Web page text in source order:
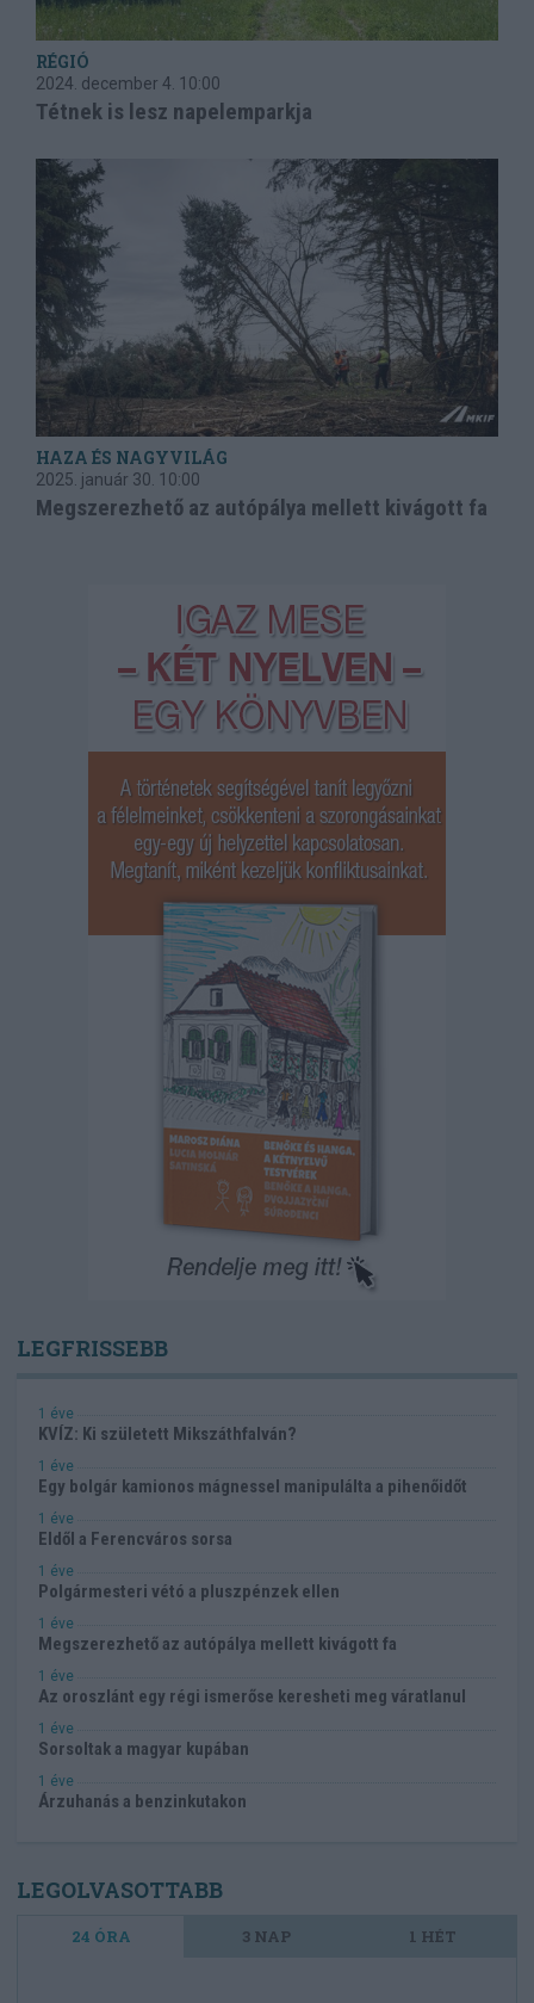
RÉGIÓ
2024. december 4. 10:00
Tétnek is lesz napelemparkja
HAZA ÉS NAGYVILÁG
2025. január 30. 10:00
Megszerezhető az autópálya mellett kivágott fa
LEGFRISSEBB
1 éve
KVÍZ: Ki született Mikszáthfalván?
1 éve
Egy bolgár kamionos mágnessel manipulálta a pihenőidőt
1 éve
Eldől a Ferencváros sorsa
1 éve
Polgármesteri vétó a pluszpénzek ellen
1 éve
Megszerezhető az autópálya mellett kivágott fa
1 éve
Az oroszlánt egy régi ismerőse keresheti meg váratlanul
1 éve
Sorsoltak a magyar kupában
1 éve
Árzuhanás a benzinkutakon
LEGOLVASOTTABB
24 ÓRA 3 NAP 1 HÉT